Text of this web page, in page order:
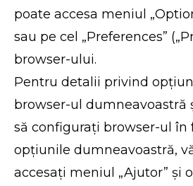
poate accesa meniul
sau pe cel „Preferences”
browser-ului.
Pentru detalii privind
browser-ul dumneavoastră
să configurați browser-ul în
opțiunile dumneavoastră,
accesați meniul „Ajutor” și